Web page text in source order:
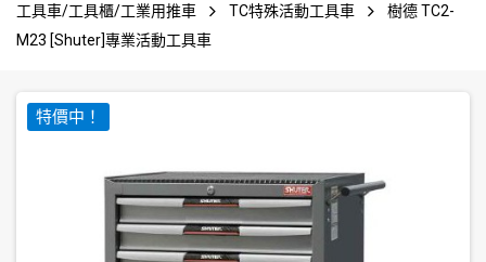
工具車/工具櫃/工業用推車
TC特殊活動工具車
樹德 TC2-
M23 [Shuter]專業活動工具車
特價中！